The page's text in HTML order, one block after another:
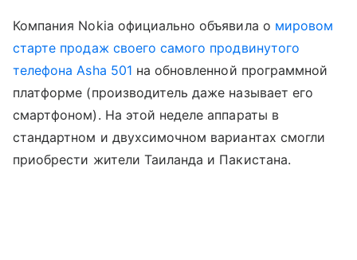
Компания Nokia официально объявила о мировом
старте продаж своего самого продвинутого
телефона Asha 501 на обновленной программной
платформе (производитель даже называет его
смартфоном). На этой неделе аппараты в
стандартном и двухсимочном вариантах cмогли
приобрести жители Таиланда и Пакистана.